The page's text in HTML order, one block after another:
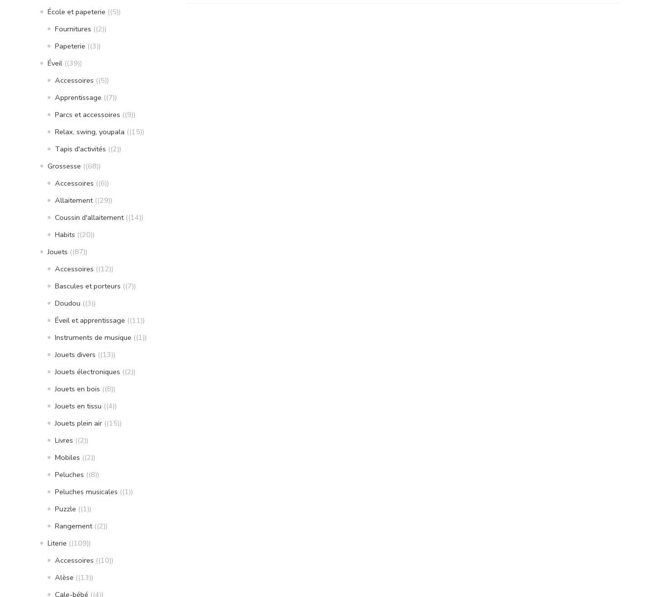
École et papeterie (5)
Fournitures (2)
Papeterie (3)
Éveil (39)
Accessoires (5)
Apprentissage (7)
Parcs et accessoires (9)
Relax, swing, youpala (15)
Tapis d'activités (2)
Grossesse (68)
Accessoires (6)
Allaitement (29)
Coussin d'allaitement (14)
Habits (20)
Jouets (87)
Accessoires (12)
Bascules et porteurs (7)
Doudou (3)
Éveil et apprentissage (11)
Instruments de musique (1)
Jouets divers (13)
Jouets électroniques (2)
Jouets en bois (8)
Jouets en tissu (4)
Jouets plein air (15)
Livres (2)
Mobiles (2)
Peluches (8)
Peluches musicales (1)
Puzzle (1)
Rangement (2)
Literie (109)
Accessoires (10)
Alèse (13)
Cale-bébé (4)